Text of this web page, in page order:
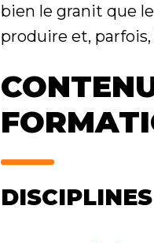
bien le granit que le
produire et,
DISCIPLINES